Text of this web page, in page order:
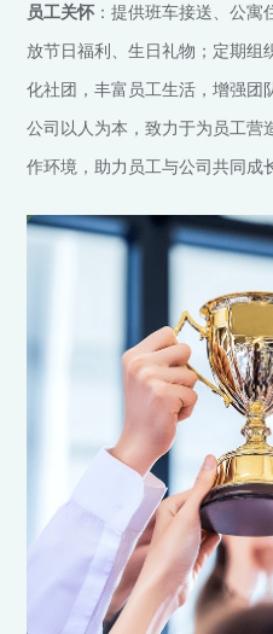
员工关怀：提供班车接送、公寓
放节日福利、生日礼物；定期组
化社团，丰富员工生活，增强团
公司以人为本，致力于为员工营
作环境，助力员工与公司共同成